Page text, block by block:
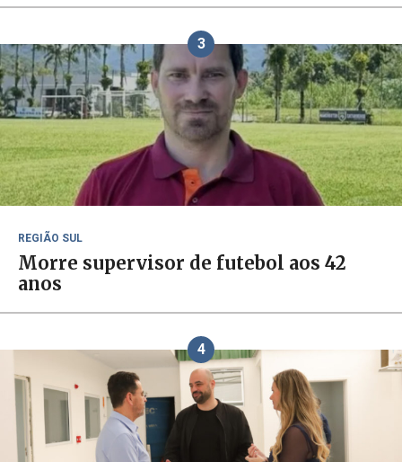
3
REGIÃO SUL
Morre supervisor de futebol aos 42
anos
4